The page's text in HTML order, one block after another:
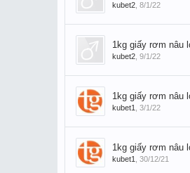
kubet2 8/1/22
1kg giấy rơm nâu
kubet2 9/1/22
1kg giấy rơm nâu
kubet1 3/1/22
1kg giấy rơm nâu
kubet1 30/12/21